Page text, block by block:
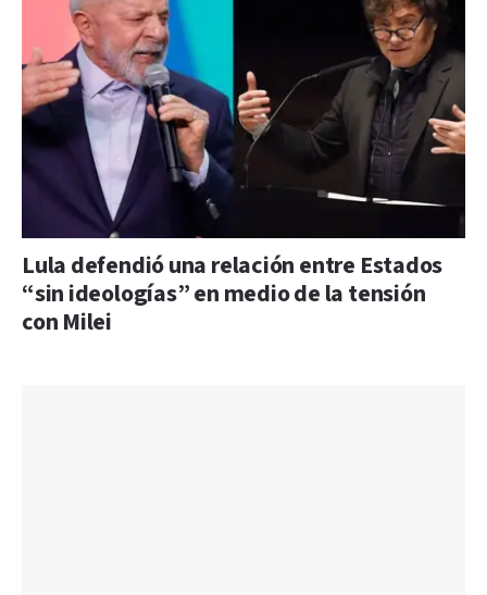
Lula defendió una relación entre Estados
“sin ideologías” en medio de la tensión
con Milei